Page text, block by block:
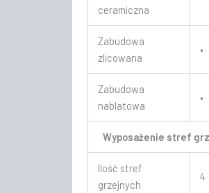
ceramiczna
Zabudowa
zlicowana
•
Zabudowa
nablatowa
•
Wyposażenie stref
Ilość stref
grzejnych
4